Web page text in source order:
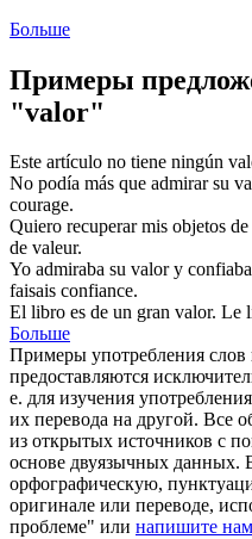
Больше
Примеры
"valor"
Este artículo no tiene ningún
No podía más que admirar su
courage.
Quiero recuperar mis objetos de
de valeur.
Yo admiraba su valory
faisais confiance.
El libro es de un gran valor. Le
Больше
Примеры употребления слов
предоставляются
е. для изучения
их перевода на другой. Все
из открытых источников с
основе двуязычных данных.
орфографическую,
оригинале или переводе,
проблеме" или напишите нам